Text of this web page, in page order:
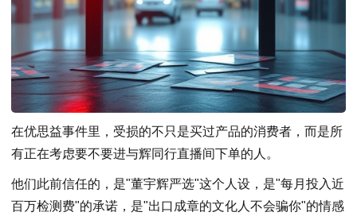
在优思益事件里，受损的不只是买过产品的消费者，而是所
有正在考虑要不要进与辉同行直播间下单的人。
他们此前信任的，是"董宇辉严选"这个人设，是"每月投入近
百万检测费"的承诺，是"出口成章的文化人不会骗你"的情感